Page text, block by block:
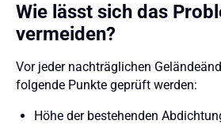
Wie lässt sich das
vermeiden?
Vor jeder nachträglichen
folgende Punkte geprüft werden:
Höhe der bestehenden